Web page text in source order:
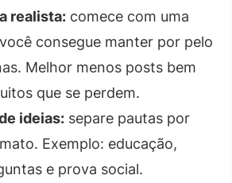
realista: comece com uma
consegue manter por pelo
Melhor menos posts bem
que se perdem.
ideias: separe pautas por
Exemplo: educação,
e prova social.